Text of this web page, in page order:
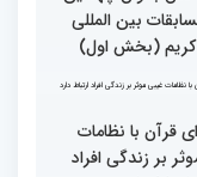
تصویری بازدید
چهلمین دوره
بین المللی قرآن
باغ موزه دفاع
دوم)